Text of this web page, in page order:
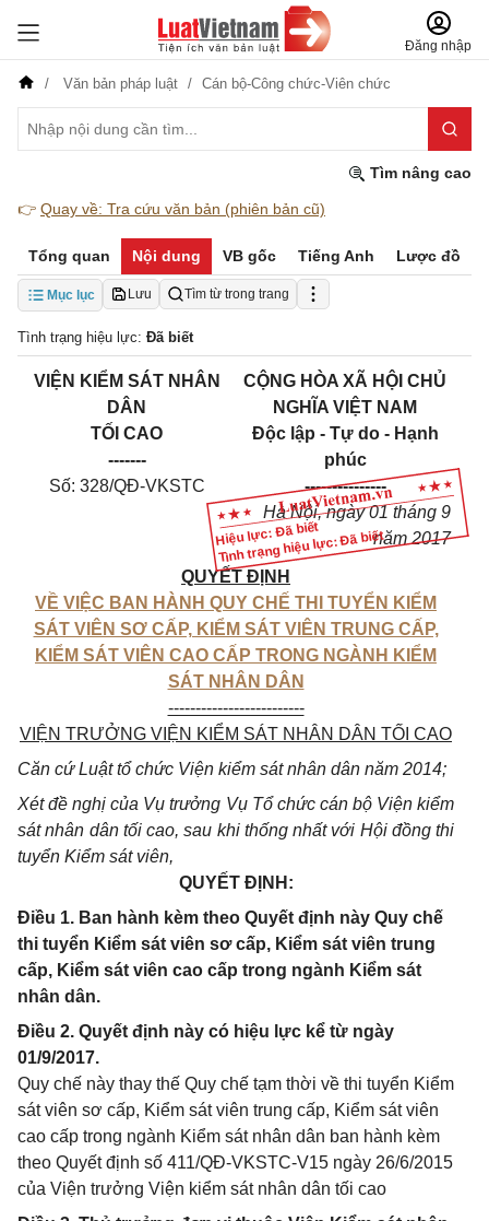
Đăng nhập
Văn bản pháp luật Cán bộ-Công chức-Viên chức
Tìm nâng cao
👉 Quay về: Tra cứu văn bản (phiên bản cũ)
Tổng quan Nội dung VB gốc Tiếng Anh Lược đồ
Mục lục Lưu Tìm từ trong trang
Tình trạng hiệu lực: Đã biết
Hiệu lực: Đã biết
Tình trạng hiệu lực: Đã biết
VIỆN KIỂM SÁT NHÂN
DÂN
TỐI CAO
-------
Số: 328/QĐ-VKSTC
CỘNG HÒA XÃ HỘI CHỦ
NGHĨA VIỆT NAM
Độc lập - Tự do - Hạnh
phúc
---------------
Hà Nội, ngày 01 tháng 9
năm 2017
QUYẾT ĐỊNH
VỀ VIỆC BAN HÀNH QUY CHẾ THI TUYỂN KIỂM
SÁT VIÊN SƠ CẤP, KIỂM SÁT VIÊN TRUNG CẤP,
KIỂM SÁT VIÊN CAO CẤP TRONG NGÀNH KIỂM
SÁT NHÂN DÂN
-------------------------
VIỆN TRƯỞNG VIỆN KIỂM SÁT NHÂN DÂN TỐI CAO
Căn cứ Luật tổ chức Viện kiểm sát nhân dân năm 2014;
Xét đề nghị của Vụ trưởng Vụ Tổ chức cán bộ Viện kiểm
sát nhân dân tối cao, sau khi thống nhất với Hội đồng thi
tuyển Kiểm sát viên,
QUYẾT ĐỊNH:
Điều 1. Ban hành kèm theo Quyết định này Quy chế
thi tuyển Kiểm sát viên sơ cấp, Kiểm sát viên trung
cấp, Kiểm sát viên cao cấp trong ngành Kiểm sát
nhân dân.
Điều 2. Quyết định này có hiệu lực kể từ ngày
01/9/2017.
Quy chế này thay thế Quy chế tạm thời về thi tuyển Kiểm
sát viên sơ cấp, Kiểm sát viên trung cấp, Kiểm sát viên
cao cấp trong ngành Kiểm sát nhân dân ban hành kèm
theo Quyết định số 411/QĐ-VKSTC-V15 ngày 26/6/2015
của Viện trưởng Viện kiểm sát nhân dân tối cao